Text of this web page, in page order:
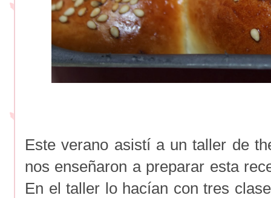
Este verano asistí a un taller de
nos enseñaron a preparar esta
En el taller lo hacían con tres